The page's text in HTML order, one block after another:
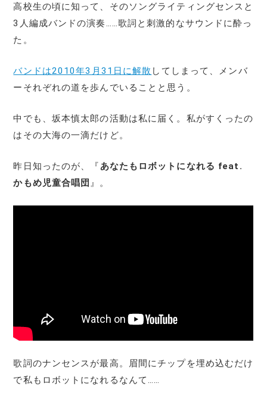
高校生の頃に知って、そのソングライティングセンスと
3人編成バンドの演奏……歌詞と刺激的なサウンドに酔っ
た。
バンドは2010年3月31日に解散 してしまって、メンバ
ーそれぞれの道を歩んでいることと思う。
中でも、坂本慎太郎の活動は私に届く。私がすくったの
はその大海の一滴だけど。
昨日知ったのが、『あなたもロボットになれる feat.
かもめ児童合唱団 』。
歌詞のナンセンスが最高。眉間にチップを埋め込むだけ
で私もロボットになれるなんて……